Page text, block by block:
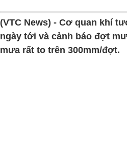
(VTC News) - Cơ quan khí
ngày tới và cảnh báo đợt
mưa rất to trên 300mm/đợt.